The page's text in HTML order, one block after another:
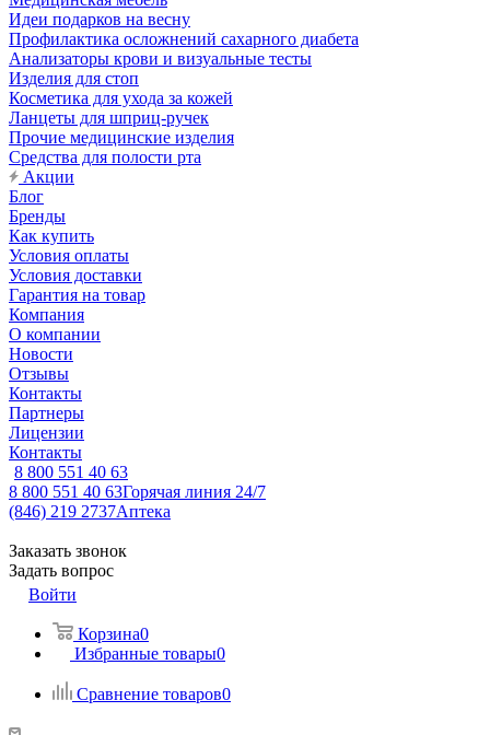
Идеи подарков на весну
Профилактика осложнений сахарного диабета
Анализаторы крови и визуальные тесты
Изделия для стоп
Косметика для ухода за кожей
Ланцеты для шприц-ручек
Прочие медицинские изделия
Средства для полости рта
Акции
Блог
Бренды
Как купить
Условия оплаты
Условия доставки
Гарантия на товар
Компания
О компании
Новости
Отзывы
Контакты
Партнеры
Лицензии
Контакты
8 800 551 40 63
8 800 551 40 63Горячая линия 24/7
(846) 219 2737Аптека
Заказать звонок
Задать вопрос
Войти
Корзина0
Избранные товары0
Сравнение товаров0